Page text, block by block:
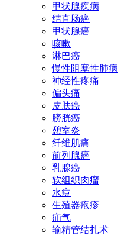
甲状腺疾病
结直肠癌
甲状腺癌
咳嗽
淋巴癌
慢性阻塞性肺病
神经性疼痛
偏头痛
皮肤癌
膀胱癌
憩室炎
纤维肌痛
前列腺癌
乳腺癌
软组织肉瘤
水痘
生殖器疱疹
疝气
输精管结扎术